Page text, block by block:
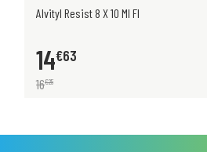
Alvityl Resist 8 X 10 Ml Fl
14€63
16€25